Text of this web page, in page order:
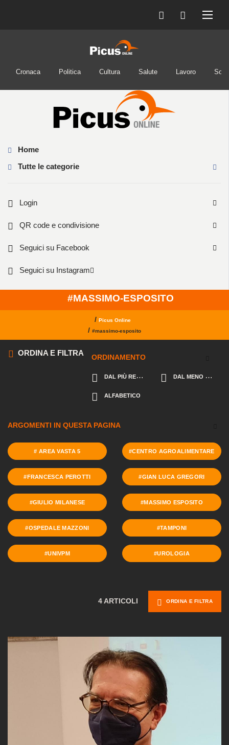
Cronaca Politica Cultura Salute Lavoro
Home
Tutte le categorie
Login
QR code e condivisione
Seguici su Facebook
Seguici su Instagram
#MASSIMO-ESPOSITO
/ Picus Online
/ #massimo-esposito
ORDINA E FILTRA
ORDINAMENTO
DAL PIÙ RECENTE DAL MENO RECENTE
ALFABETICO
ARGOMENTI IN QUESTA PAGINA
# AREA VASTA 5 #CENTRO AGROALIMENTARE
#FRANCESCA PEROTTI #GIAN LUCA GREGORI
#GIULIO MILANESE #MASSIMO ESPOSITO
#OSPEDALE MAZZONI #TAMPONI
#UNIVPM #UROLOGIA
4 ARTICOLI ORDINA E FILTRA